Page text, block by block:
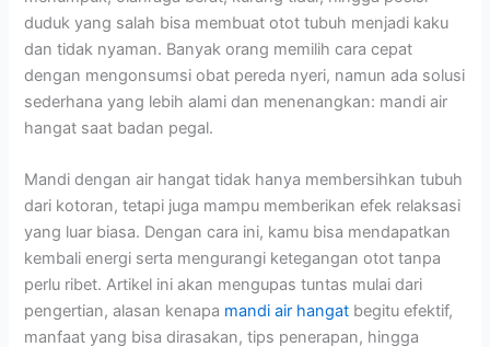
duduk yang salah bisa membuat otot tubuh menjadi kaku
dan tidak nyaman. Banyak orang memilih cara cepat
dengan mengonsumsi obat pereda nyeri, namun ada solusi
sederhana yang lebih alami dan menenangkan: mandi air
hangat saat badan pegal.
Mandi dengan air hangat tidak hanya membersihkan tubuh
dari kotoran, tetapi juga mampu memberikan efek relaksasi
yang luar biasa. Dengan cara ini, kamu bisa mendapatkan
kembali energi serta mengurangi ketegangan otot tanpa
perlu ribet. Artikel ini akan mengupas tuntas mulai dari
pengertian, alasan kenapa mandi air hangat begitu efektif,
manfaat yang bisa dirasakan, tips penerapan, hingga